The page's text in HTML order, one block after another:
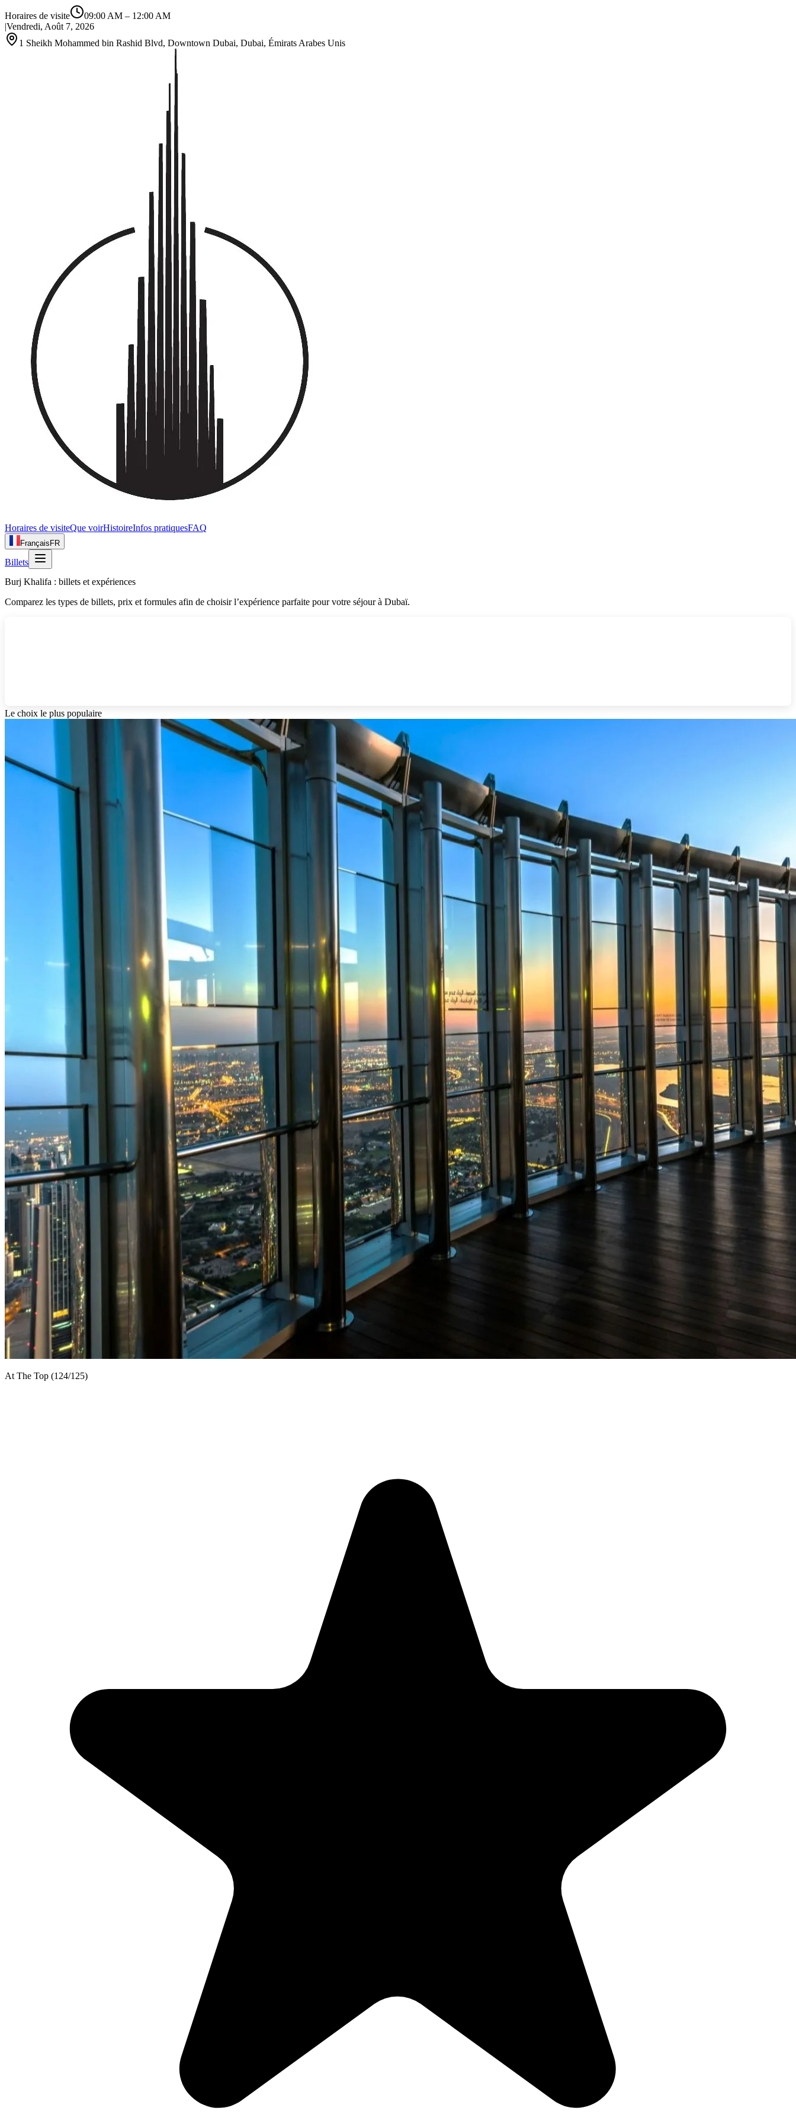
Horaires de visite 09:00 AM – 12:00 AM
|Vendredi, Août 7, 2026
1 Sheikh Mohammed bin Rashid Blvd, Downtown Dubai, Dubai, Émirats Arabes Unis
Horaires de visiteQue voirHistoireInfos pratiquesFAQ
Français FR
Billets
Burj Khalifa : billets et expériences
Comparez les types de billets, prix et formules afin de choisir l’expérience parfaite pour votre séjour à Dubaï.
Le choix le plus populaire
At The Top (124/125)